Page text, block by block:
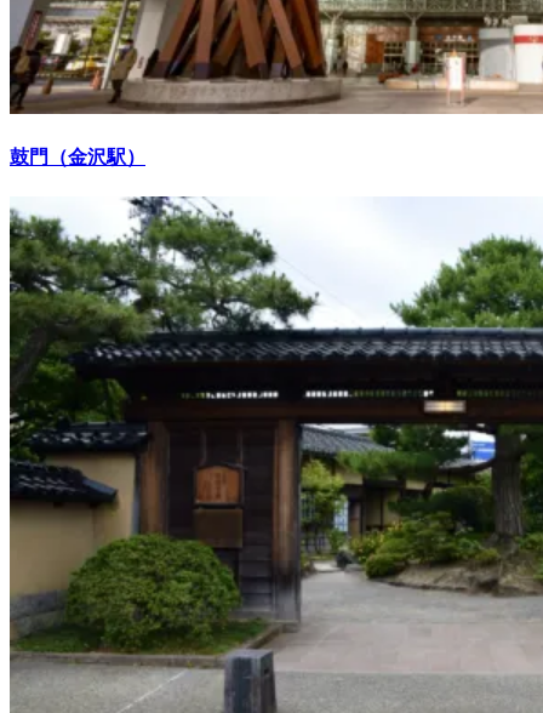
鼓門（金沢駅）